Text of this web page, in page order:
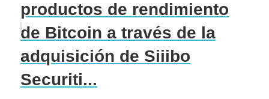
productos de rendimiento
de Bitcoin a través de la
adquisición de Siiibo
Securiti...